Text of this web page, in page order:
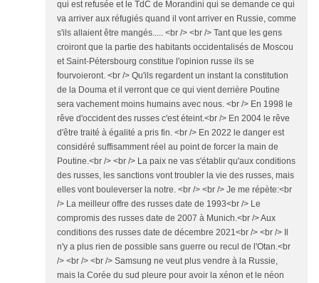
qui est refusée et le TdC de Morandini qui se demande ce qui
va arriver aux réfugiés quand il vont arriver en Russie, comme
s'ils allaient être mangés..... <br /> <br /> Tant que les gens
croiront que la partie des habitants occidentalisés de Moscou
et Saint-Pétersbourg constitue l'opinion russe ils se
fourvoieront. <br /> Qu'ils regardent un instant la constitution
de la Douma et il verront que ce qui vient derrière Poutine
sera vachement moins humains avec nous. <br /> En 1998 le
rêve d'occident des russes c'est éteint.<br /> En 2004 le rêve
d'être traité à égalité a pris fin. <br /> En 2022 le danger est
considéré suffisamment réel au point de forcer la main de
Poutine.<br /> <br /> La paix ne vas s'établir qu'aux conditions
des russes, les sanctions vont troubler la vie des russes, mais
elles vont bouleverser la notre. <br /> <br /> Je me répète:<br
/> La meilleur offre des russes date de 1993<br /> Le
compromis des russes date de 2007 à Munich.<br /> Aux
conditions des russes date de décembre 2021<br /> <br /> Il
n'y a plus rien de possible sans guerre ou recul de l'Otan.<br
/> <br /> <br /> Samsung ne veut plus vendre à la Russie,
mais la Corée du sud pleure pour avoir la xénon et le néon